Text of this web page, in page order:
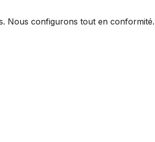
Nous configurons tout en conformité.